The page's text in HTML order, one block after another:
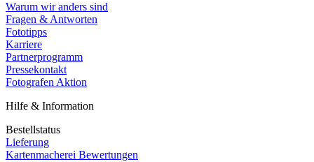
Warum wir anders sind
Fragen & Antworten
Fototipps
Karriere
Partnerprogramm
Pressekontakt
Fotografen Aktion
Hilfe & Information
Bestellstatus
Lieferung
Kartenmacherei Bewertungen